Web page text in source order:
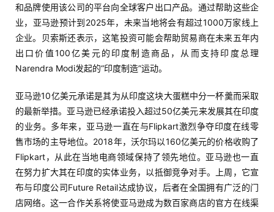
解
操
盘
手
u
b
干
货
精
选
和品牌使用该公司的平台向全球客户出口产品。通过帮助这些企
业，亚马逊预计到2025年，未来当地将会有超过1000万家线上
企业。贝索斯还表示，这笔投资可能会帮助贸易商在未来五年内
出口价值100亿美元的印度制造商品，从而支持印度总理
Narendra Modi发起的“印度制造”运动。
亚马逊10亿美元承诺是其为从印度这块大蛋糕中分一杯羹而采取
的最新举措。亚马逊已经承诺投入超过50亿美元来发展其在印度
的业务。多年来，亚马逊一直在与Flipkart激烈争夺印度在线零
售市场的主导地位。2018年，沃尔玛以160亿美元的价格收购了
Flipkart，从此在当地电商领域保持了领先地位。亚马逊也一直
在努力扩大其在印度的实体业务，以抵御竞争对手。上周，它宣
布与印度公司Future Retail达成协议，后者在全国拥有广泛的门
店网络。这一合作关系将使亚马逊成为数百家商店的官方在线渠